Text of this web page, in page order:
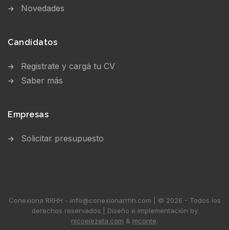
Novedades
Candidatos
Registrate y cargá tu CV
Saber más
Empresas
Solicitar presupuesto
Conexiona RRHH - info@conexionarrhh.com | © 2026 - Todos los
derechos reservados | Diseño e implementación by
nicoelezeta.com & mconte.